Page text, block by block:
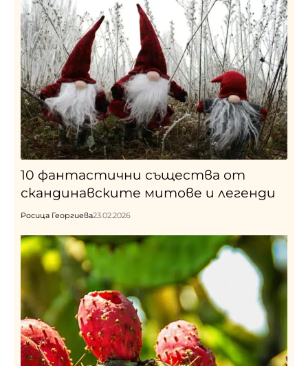
10 фантастични същества от
скандинавските митове и легенди
Росица Георгиева23.02.2026